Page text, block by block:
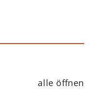
alle öffnen